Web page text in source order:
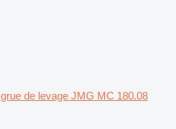
grue de levage JMG MC 180.08